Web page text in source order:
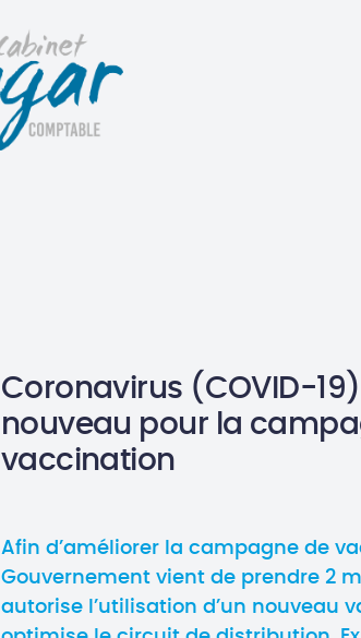
Coronavirus (COVID-
nouveau pour la
vaccination
Afin d’améliorer la campagne de
Gouvernement vient de prendre 2
autorise l’utilisation d’un nouveau